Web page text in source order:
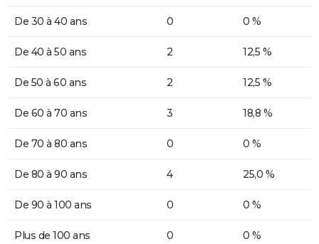
De 30 à 40 ans 0 0 %
De 40 à 50 ans 2 12,5 %
De 50 à 60 ans 2 12,5 %
De 60 à 70 ans 3 18,8 %
De 70 à 80 ans 0 0 %
De 80 à 90 ans 4 25,0 %
De 90 à 100 ans 0 0 %
Plus de 100 ans 0 0 %